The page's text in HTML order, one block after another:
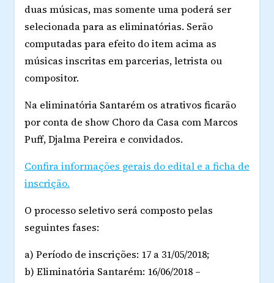
duas músicas, mas somente uma poderá ser
selecionada para as eliminatórias. Serão
computadas para efeito do item acima as
músicas inscritas em parcerias, letrista ou
compositor.
Na eliminatória Santarém os atrativos ficarão
por conta de show Choro da Casa com Marcos
Puff, Djalma Pereira e convidados.
Confira informações gerais do edital e a ficha de
inscrição.
O processo seletivo será composto pelas
seguintes fases:
a) Período de inscrições: 17 a 31/05/2018;
b) Eliminatória Santarém: 16/06/2018 –